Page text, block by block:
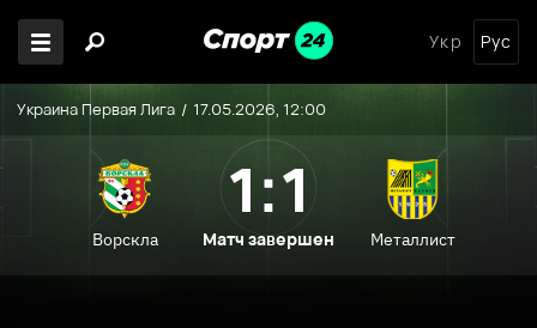
Укр Рус
Украина Первая Лига 17.05.2026, 12:00
Ворскла
1:1
Матч завершен Металлист